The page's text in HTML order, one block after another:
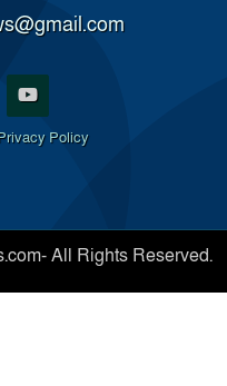
Policy
All Rights Reserved.